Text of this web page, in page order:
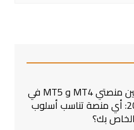
مقارنة بين منصتي MT4 و MT5 في
عام 2026: أي منصة تناسب أسلوب
بك؟